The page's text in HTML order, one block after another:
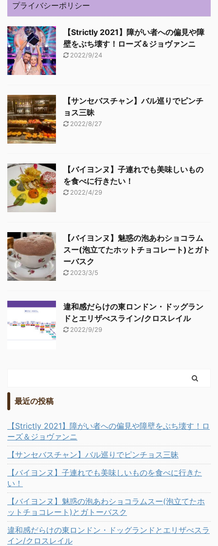
プライバシーポリシー
【Strictly 2021】障がい者への偏見や障
壁をぶち壊す！ローズ＆ジョヴァンニ
2022/9/24
【サンセバスチャン】バル巡りでピンチ
ョス三昧
2022/8/27
【バイヨンヌ】子連れでも美味しいもの
を食べに行きたい！
2022/4/29
【バイヨンヌ】魅惑の泡あわショコラム
スー(泡立てたホットチョコレート)とガト
ーバスク
2023/3/5
違和感だらけの東ロンドン・ドッグラン
ドとエリザべスライン/クロスレイル
2022/9/29
最近の投稿
【Strictly 2021】障がい者への偏見や障壁をぶち壊す！ロ
ーズ＆ジョヴァンニ
【サンセバスチャン】バル巡りでピンチョス三昧
【バイヨンヌ】子連れでも美味しいものを食べに行きた
い！
【バイヨンヌ】魅惑の泡あわショコラムスー(泡立てたホ
ットチョコレート)とガトーバスク
違和感だらけの東ロンドン・ドッグランドとエリザべスラ
イン/クロスレイル